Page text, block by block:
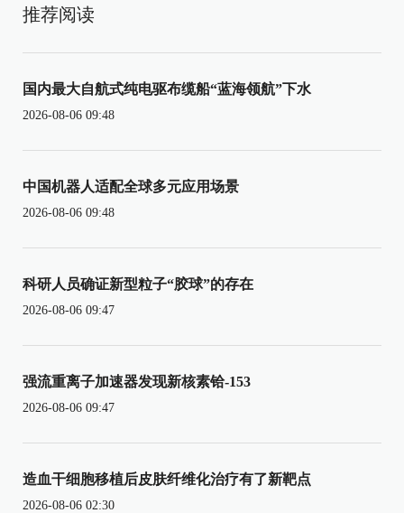
推荐阅读
国内最大自航式纯电驱布缆船“蓝海领航”下水
2026-08-06 09:48
中国机器人适配全球多元应用场景
2026-08-06 09:48
科研人员确证新型粒子“胶球”的存在
2026-08-06 09:47
强流重离子加速器发现新核素铪-153
2026-08-06 09:47
造血干细胞移植后皮肤纤维化治疗有了新靶点
2026-08-06 02:30